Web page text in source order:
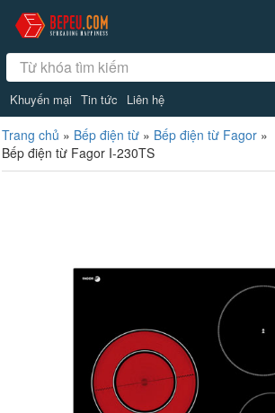
Khuyến mại Tin tức Liên hệ
Trang chủ » Bếp điện từ » Bếp điện từ Fagor »
Bếp điện từ Fagor I-230TS